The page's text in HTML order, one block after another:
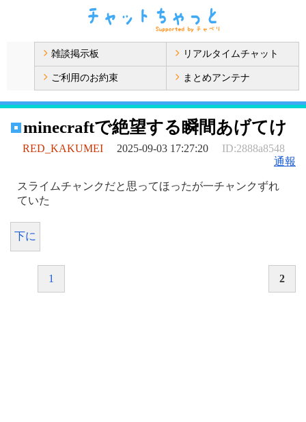
雑談掲示板 リアルタイムチャット
ご利用のお約束 まとめアンテナ
minecraftで絶望する瞬間あげてけ
RED_KAKUMEI 2025-09-03 17:27:20
ID:2888a8548
通報
スライムチャンクだと思ってほったが一チャンクずれ
ていた
下に
1 2